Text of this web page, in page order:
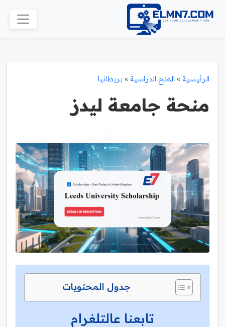
الرئيسية » المنح الدراسية » بريطانيا
منحة جامعة ليدز
جدول المحتويات
تابعنا عالتلغرام